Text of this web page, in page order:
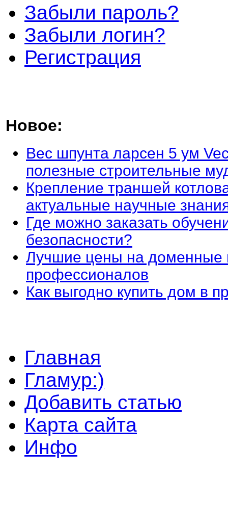
Забыли пароль?
Забыли логин?
Регистрация
Новое:
Вес шпунта ларсен 5 ум
полезные строительные
Крепление траншей
актуальные научные
Где можно заказать
безопасности?
Лучшие цены на доменные
профессионалов
Как выгодно купить дом в
Главная
Гламур:)
Добавить статью
Карта сайта
Инфо